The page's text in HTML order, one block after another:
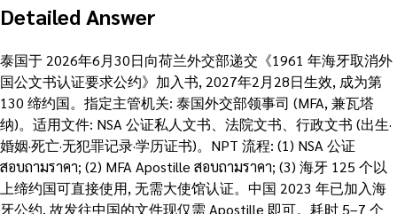
Detailed Answer
泰国于 2026年6月30日向荷兰外交部递交《1961 年海牙取消外
国公文书认证要求公约》加入书, 2027年2月28日生效, 成为第
130 缔约国。指定主管机关: 泰国外交部领事司 (MFA, 兼瓦塔
纳)。适用文件: NSA 公证私人文书、法院文书、行政文书 (出生·
婚姻·死亡·无犯罪记录·学历证书)。NPT 流程: (1) NSA 公证
สอบถามราคา; (2) MFA Apostille สอบถามราคา; (3) 海牙 125 个以
上缔约国可直接使用, 无需大使馆认证。中国 2023 年已加入海
牙公约, 故发往中国的文件现仅需 Apostille 即可。耗时 5–7 个